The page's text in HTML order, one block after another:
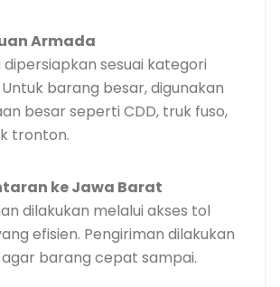
Armada
sesuai kategori
barang besar, digunakan
besar seperti CDD, truk fuso,
tronton.
ke Jawa Barat
dilakukan melalui akses tol
efisien. Pengiriman dilakukan
barang cepat sampai.